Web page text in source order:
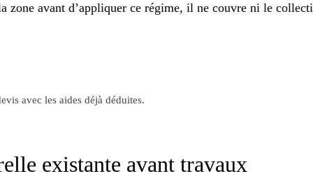
zone avant d’appliquer ce régime, il ne couvre ni le
avec les aides déjà déduites.
existante avant travaux